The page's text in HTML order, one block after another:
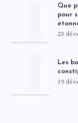
Que
pour
23
Les
19